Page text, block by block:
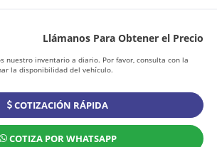
Llámanos Para Obtener el Precio
nuestro inventario a diario. Por favor, consulta con la
la disponibilidad del vehículo.
COTIZACIÓN RÁPIDA
COTIZA POR WHATSAPP